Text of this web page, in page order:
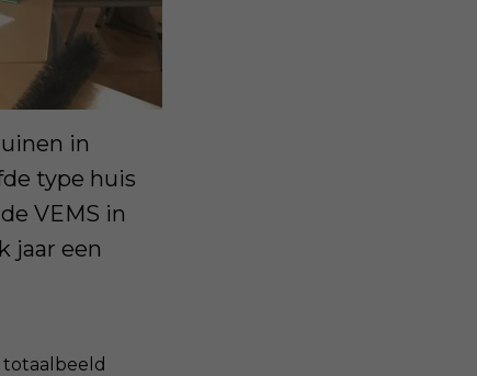
in
type huis
VEMS in
jaar een
totaalbeeld